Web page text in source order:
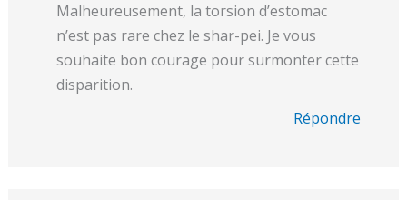
Malheureusement, la torsion d’estomac
n’est pas rare chez le shar-pei. Je vous
souhaite bon courage pour surmonter cette
disparition.
Répondre